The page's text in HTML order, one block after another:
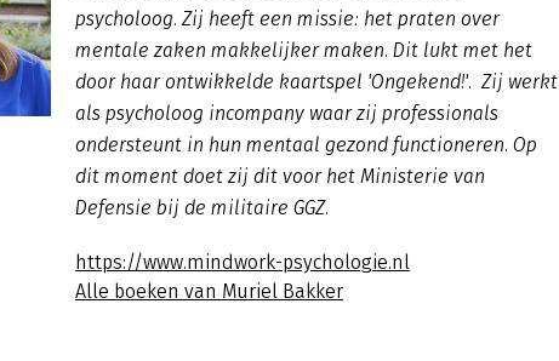
psycholoog. Zij heeft een missie: het praten over
mentale zaken makkelijker maken. Dit lukt met het
door haar ontwikkelde kaartspel 'Ongekend!'. Zij werkt
als psycholoog incompany waar zij professionals
ondersteunt in hun mentaal gezond functioneren. Op
dit moment doet zij dit voor het Ministerie van
Defensie bij de militaire GGZ.
https://www.mindwork-psychologie.nl
Alle boeken van Muriel Bakker